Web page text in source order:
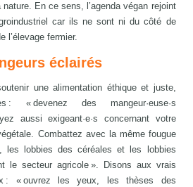
En ce sens, l’agenda végan rejoint
car ils ne sont ni du côté de
l’élevage fermier.
éclairés
une alimentation éthique et juste,
: « devenez des mangeur·euse·s
aussi exigeant·e·s concernant votre
Combattez avec la même fougue
les lobbies des céréales et les lobbies
le secteur agricole ». Disons aux vrais
: « ouvrez les yeux, les thèses des